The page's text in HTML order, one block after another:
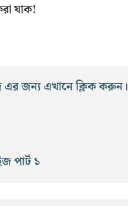
যাক!
এর জন্য এখানে ক্লিক করুন।
পার্ট ১